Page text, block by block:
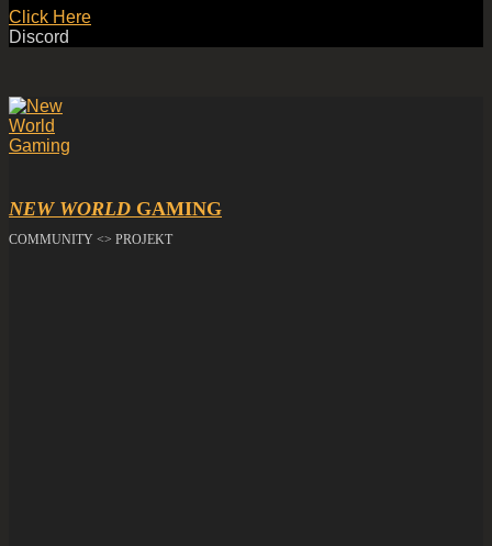
Click Here
Discord
NEW WORLD GAMING
COMMUNITY <> PROJEKT